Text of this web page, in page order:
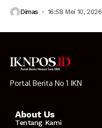
Dimas 16:58 Mei 10, 2026
Portal Berita No 1 IKN
About Us
Tentang Kami